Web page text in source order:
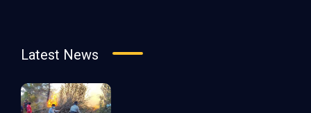
Latest News